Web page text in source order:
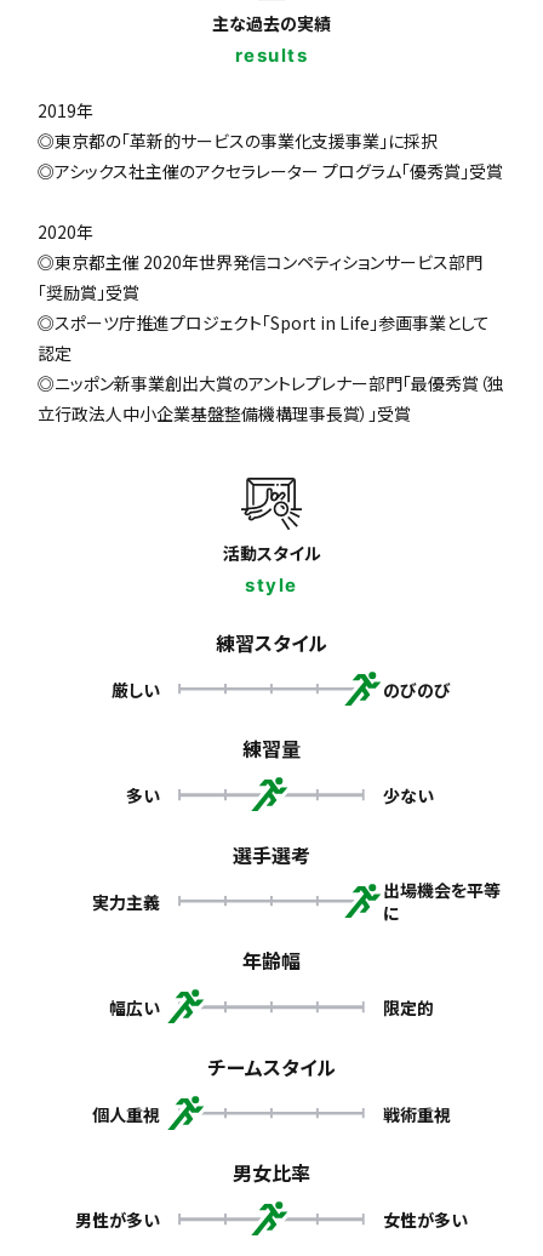
主な過去の実績
results
2019年
◎東京都の「革新的サービスの事業化支援事業」に採択
◎アシックス社主催のアクセラレーター プログラム「優秀賞」受賞
2020年
◎東京都主催 2020年世界発信コンペティションサービス部門
「奨励賞」受賞
◎スポーツ庁推進プロジェクト「Sport in Life」参画事業として
認定
◎ニッポン新事業創出大賞のアントレプレナー部門「最優秀賞（独
立行政法人中小企業基盤整備機構理事長賞）」受賞
活動スタイル
style
練習スタイル
厳しい のびのび
練習量
多い 少ない
選手選考
実力主義
出場機会を平等
に
年齢幅
幅広い 限定的
チームスタイル
個人重視 戦術重視
男女比率
男性が多い 女性が多い